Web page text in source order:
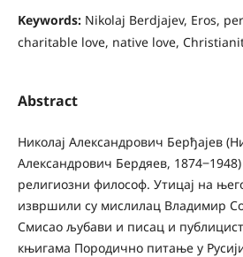
Keywords: Nikolaj Berdjajev, Eros,
charitable love, native love,
Abstract
Николај Александрович Берђајев
Александрович Бердяев, 1874‒1948)
религиозни философ. Утицај на
извршили су мислилац Владимир
Смисао љубави и писац и
књигама Породично питање у